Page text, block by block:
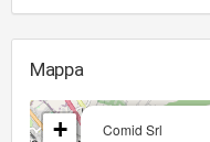
Mappa
Comid Srl
+